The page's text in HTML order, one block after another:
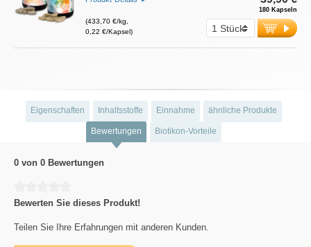
(433,70 €/kg,
0,22 €/Kapsel)
180 Kapseln
Eigenschaften Inhaltsstoffe Einnahme ähnliche Produkte
Bewertungen Biotikon-Vorteile
0 von 0 Bewertungen
Bewerten Sie dieses Produkt!
Teilen Sie Ihre Erfahrungen mit anderen Kunden.